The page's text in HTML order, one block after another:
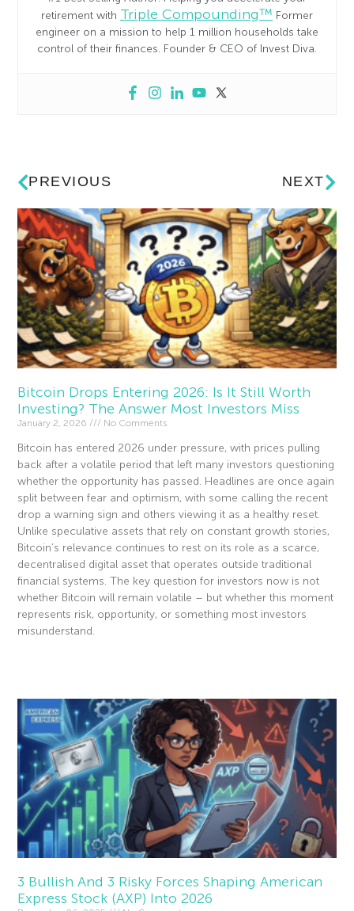
retirement with Triple Compounding™ Former
engineer on a mission to help 1 million households take
control of their finances. Founder & CEO of Invest Diva.
PREVIOUS NEXT
Bitcoin Drops Entering 2026: Is It Still Worth
Investing? The Answer Most Investors Miss
January 2, 2026 No Comments
Bitcoin has entered 2026 under pressure, with prices pulling
back after a volatile period that left many investors questioning
whether the opportunity has passed. Headlines are once again
split between fear and optimism, with some calling the recent
drop a warning sign and others viewing it as a healthy reset.
Unlike speculative assets that rely on constant growth stories,
Bitcoin’s relevance continues to rest on its role as a scarce,
decentralised digital asset that operates outside traditional
financial systems. The key question for investors now is not
whether Bitcoin will remain volatile – but whether this moment
represents risk, opportunity, or something most investors
misunderstand.
3 Bullish And 3 Risky Forces Shaping American
Express Stock (AXP) Into 2026